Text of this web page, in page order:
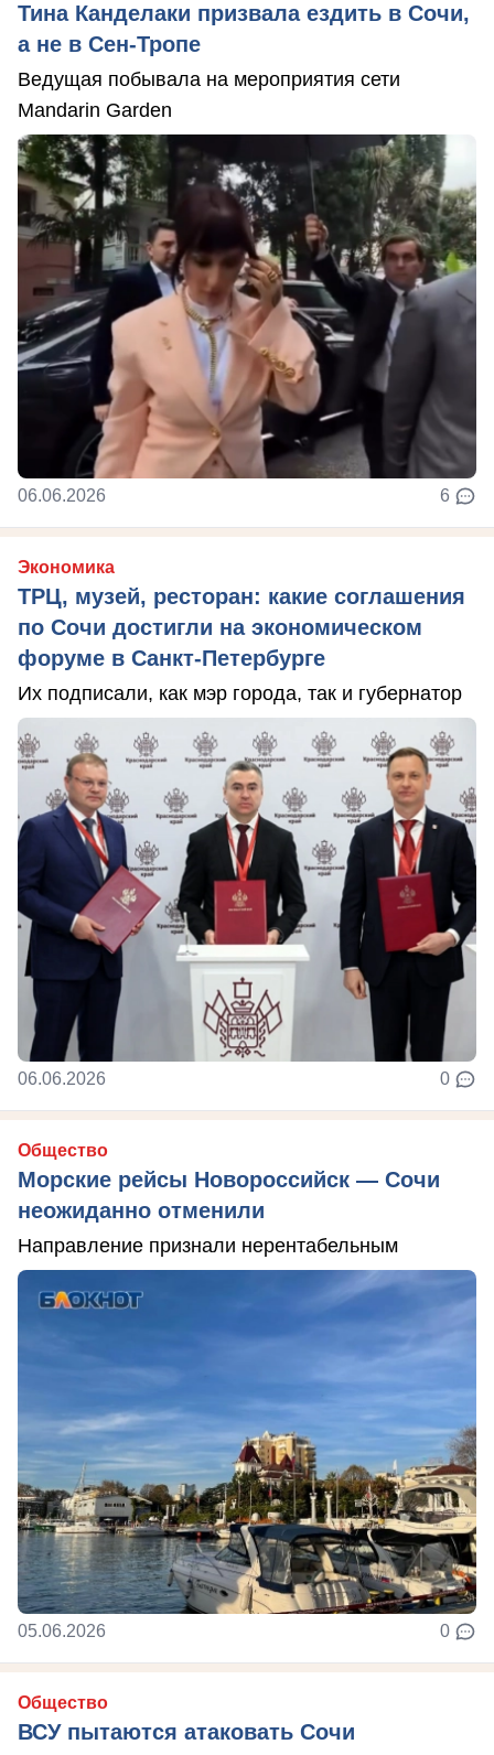
Тина Канделаки призвала ездить в Сочи,
а не в Сен-Тропе
Ведущая побывала на мероприятия сети
Mandarin Garden
06.06.2026 6
Экономика
ТРЦ, музей, ресторан: какие соглашения
по Сочи достигли на экономическом
форуме в Санкт-Петербурге
Их подписали, как мэр города, так и губернатор
06.06.2026 0
Общество
Морские рейсы Новороссийск — Сочи
неожиданно отменили
Направление признали нерентабельным
05.06.2026 0
Общество
ВСУ пытаются атаковать Сочи